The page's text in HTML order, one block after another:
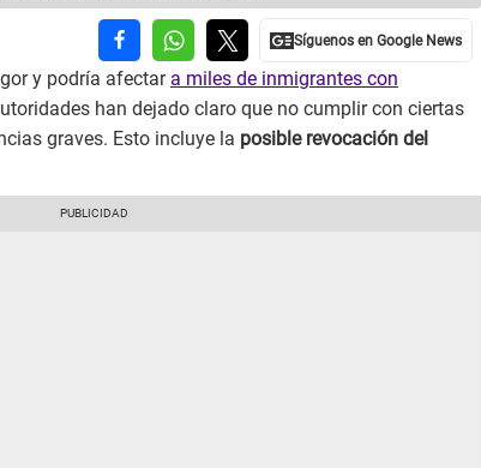
y podría afectar a miles de inmigrantes con
han dejado claro que no cumplir con ciertas
graves. Esto incluye la posible revocación del